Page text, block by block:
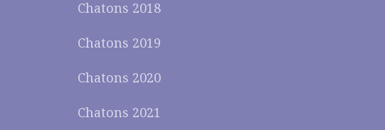
Chatons 2018
Chatons 2019
Chatons 2020
Chatons 2021